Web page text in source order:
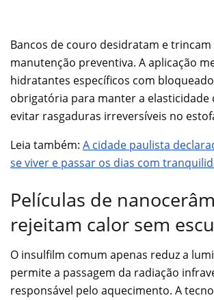
Bancos de couro desidratam e trincam
manutenção preventiva. A aplicação
hidratantes específicos com
obrigatória para manter a elasticidade
evitar rasgaduras irreversíveis no
Leia também: A cidade paulista
se viver e passar os dias com
Películas de
rejeitam calor sem
O insulfilm comum apenas reduz a
permite a passagem da radiação
responsável pelo aquecimento. A